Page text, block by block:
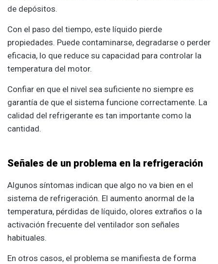
de depósitos.
Con el paso del tiempo, este líquido pierde
propiedades. Puede contaminarse, degradarse o perder
eficacia, lo que reduce su capacidad para controlar la
temperatura del motor.
Confiar en que el nivel sea suficiente no siempre es
garantía de que el sistema funcione correctamente. La
calidad del refrigerante es tan importante como la
cantidad.
Señales de un problema en la refrigeración
Algunos síntomas indican que algo no va bien en el
sistema de refrigeración. El aumento anormal de la
temperatura, pérdidas de líquido, olores extraños o la
activación frecuente del ventilador son señales
habituales.
En otros casos, el problema se manifiesta de forma